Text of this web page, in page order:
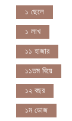
১ ছেলে
১ লাখ
১১ হাজার
১১তম বিয়ে
১২ বছর
১ম ডোজ